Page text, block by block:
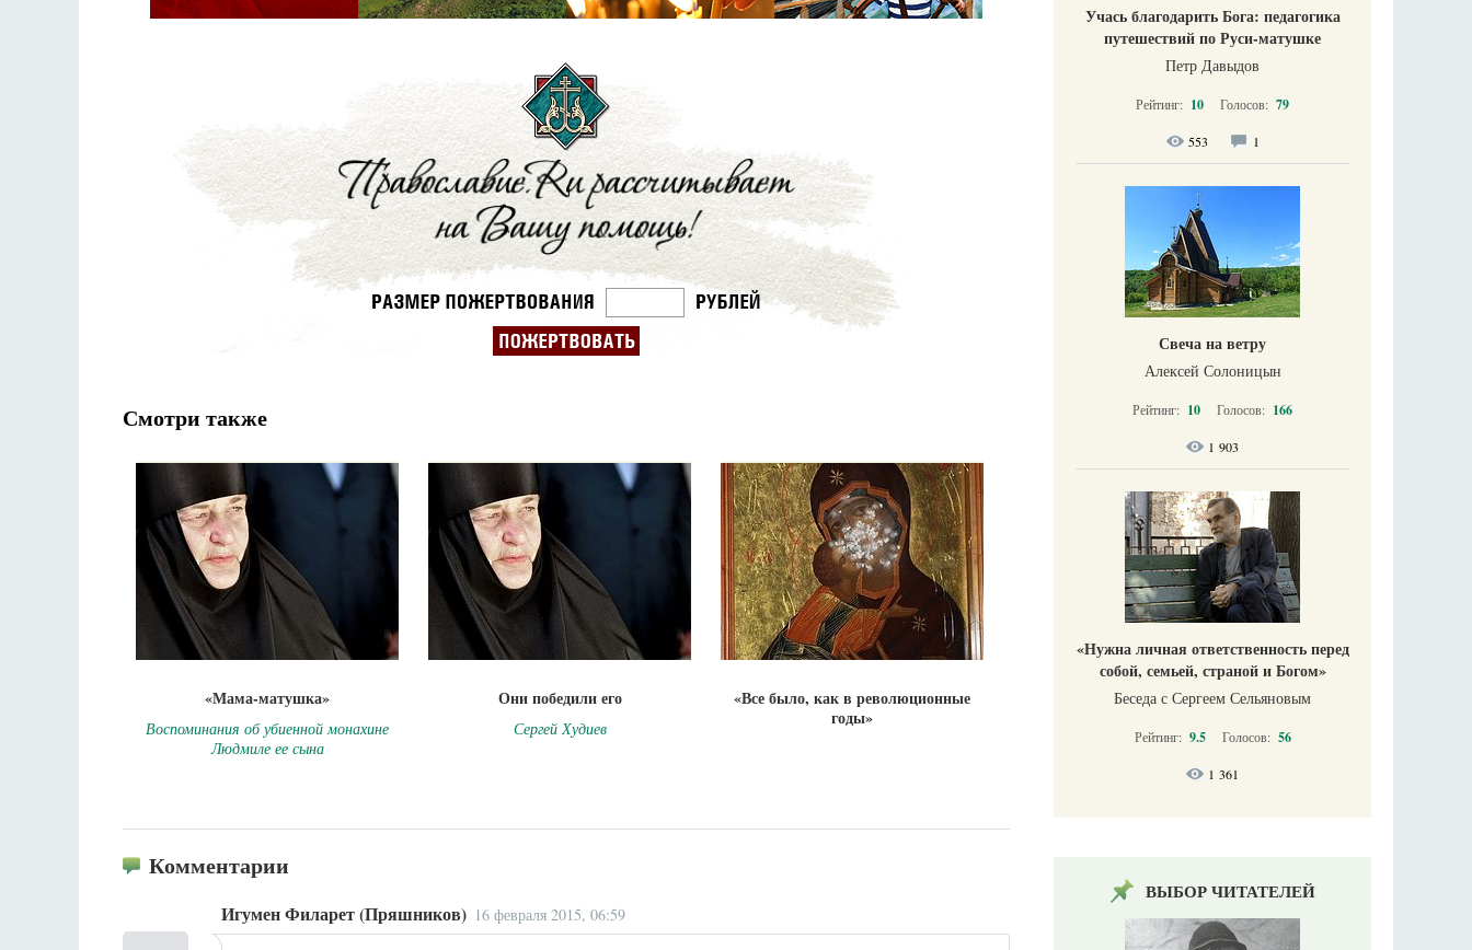
Смотри также
«Мама-матушка»
Воспоминания об убиенной монахине
Людмиле ее сына
Они победили его
Сергей Худиев
«Все было, как в революционные
годы»
Комментарии
Игумен Филарет (Пряшников) 16 февраля 2015, 06:59
Учась благодарить Бога: педагогика
путешествий по Руси-матушке
Петр Давыдов
Рейтинг: 10 Голосов: 79
553 1
Свеча на ветру
Алексей Солоницын
Рейтинг: 10 Голосов: 166
1 903
«Нужна личная ответственность перед
собой, семьей, страной и Богом»
Беседа с Сергеем Сельяновым
Рейтинг: 9.5 Голосов: 56
1 361
ВЫБОР ЧИТАТЕЛЕЙ